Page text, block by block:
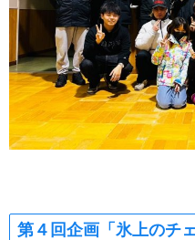
第４回企画「氷上のチ